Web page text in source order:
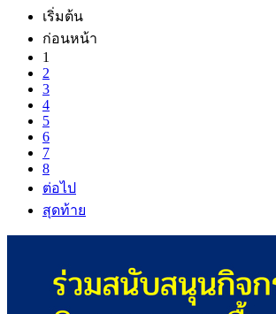
เริ่มต้น
ก่อนหน้า
1
2
3
4
5
6
7
8
ต่อไป
สุดท้าย